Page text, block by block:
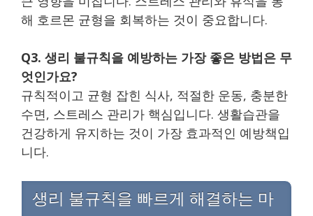
해 호르몬 균형을 회복하는 것이 중요합니다.
Q3. 생리 불규칙을 예방하는 가장 좋은 방법은 무
엇인가요?
규칙적이고 균형 잡힌 식사, 적절한 운동, 충분한
수면, 스트레스 관리가 핵심입니다. 생활습관을
건강하게 유지하는 것이 가장 효과적인 예방책입
니다.
생리 불규칙을 빠르게 해결하는 마